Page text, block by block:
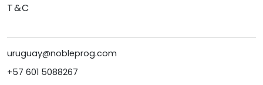
T&C
uruguay@nobleprog.com
+57 601 5088267